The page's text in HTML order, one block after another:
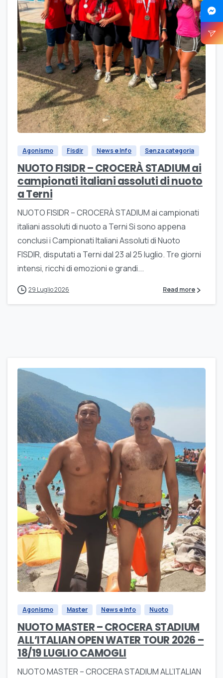
Agonismo Fisdir News e Info Senza categoria
NUOTO FISIDR – CROCERÀ STADIUM ai
campionati italiani assoluti di nuoto
a Terni
NUOTO FISIDR – CROCERÀ STADIUM ai campionati
italiani assoluti di nuoto a Terni Si sono appena
conclusi i Campionati Italiani Assoluti di Nuoto
FISDIR, disputati a Terni dal 23 al 25 luglio. Tre giorni
intensi, ricchi di emozioni e grandi...
29 Luglio 2026 Read more
Agonismo Master News e Info Nuoto
NUOTO MASTER – CROCERA STADIUM
ALL’ITALIAN OPEN WATER TOUR 2026 –
18/19 LUGLIO CAMOGLI
NUOTO MASTER – CROCERA STADIUM ALL’ITALIAN